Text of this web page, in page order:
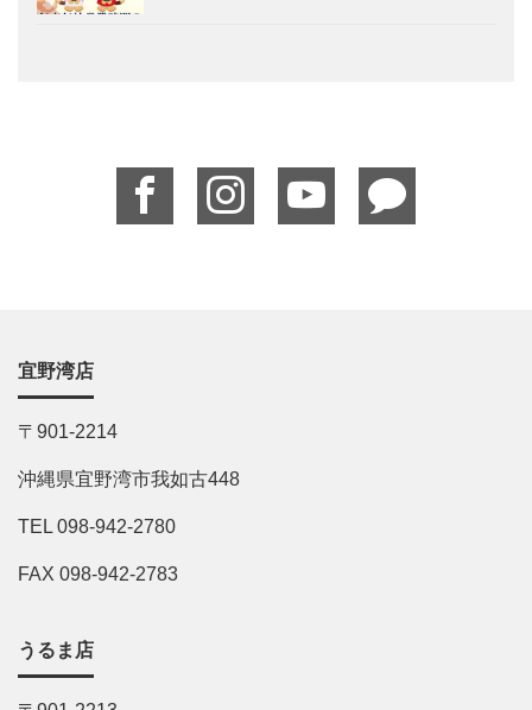
宜野湾店
〒901-2214
沖縄県宜野湾市我如古448
TEL 098-942-2780
FAX 098-942-2783
うるま店